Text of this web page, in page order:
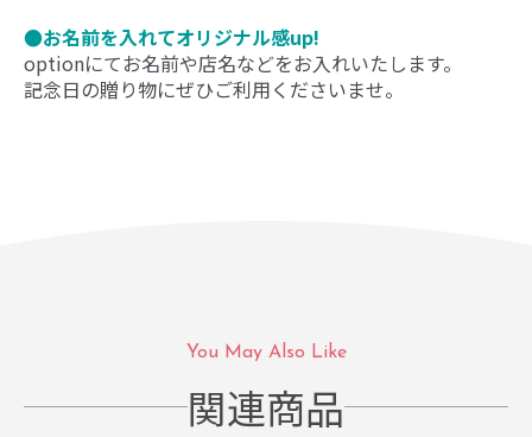
●お名前を入れてオリジナル感up!
optionにてお名前や店名などをお入れいたします。
記念日の贈り物にぜひご利用くださいませ。
You May Also Like
関連商品